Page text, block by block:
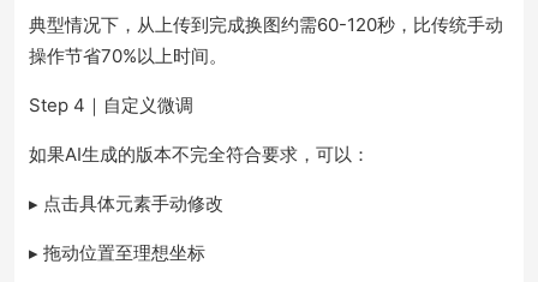
典型情况下，从上传到完成换图约需60-120秒，比传统手动
操作节省70%以上时间。
Step 4｜自定义微调
如果AI生成的版本不完全符合要求，可以：
▸ 点击具体元素手动修改
▸ 拖动位置至理想坐标